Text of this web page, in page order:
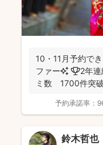
10・11月予約で
ファー✨ 🏆2年連続 年間撮影数 全国1位✨ 🥇口コ
ミ数 1700件突
予約承諾率：
鈴木哲也